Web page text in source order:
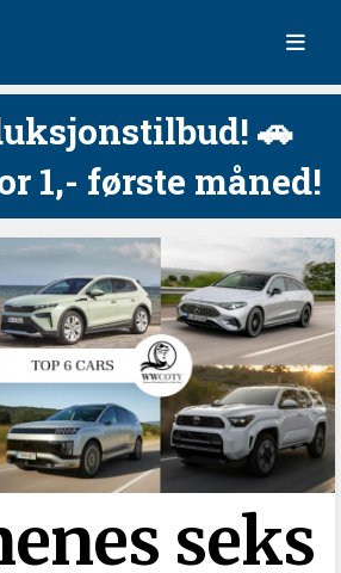
🚗
1,- første måned!
seks